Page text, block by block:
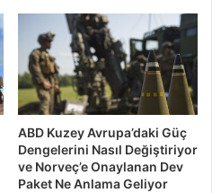
ABD Kuzey Avrupa’daki Güç
Dengelerini Nasıl Değiştiriyor
ve Norveç’e Onaylanan Dev
Paket Ne Anlama Geliyor